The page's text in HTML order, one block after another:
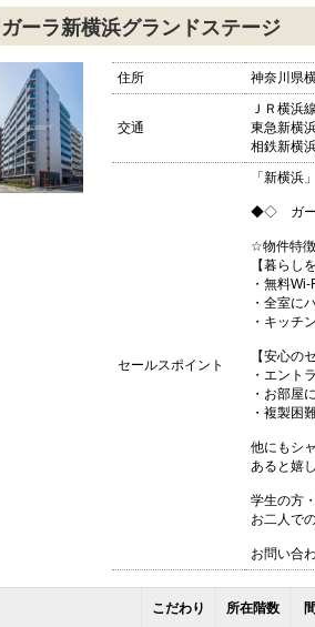
ガーラ新横浜グランドステージ
住所 神奈川県
交通
ＪＲ横浜
東急新横
相鉄新横
セールスポイント
「新横浜
◆◇ ガー
☆物件特
【暮らし
・無料
・全室に
・キッチ
【安心の
・エント
・お部屋
・複製困
他にもシ
あると嬉
学生の方
お二人で
お問い合
こだわり 所在階数